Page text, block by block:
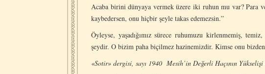
Acaba birini dünyaya vermek üzere iki ruhun mu var? Para
kaybedersen, onu hiçbir şeyle takas edemezsin.”
Öyleyse, yaşadığımız sürece ruhumuzu kirlenmemiş,
şeydir. O bizim paha biçilmez hazinemizdir. Kimse onu bizden
«Sotir» dergisi, sayı 1940 Mesih’in Değerli Haçının Yükselişi